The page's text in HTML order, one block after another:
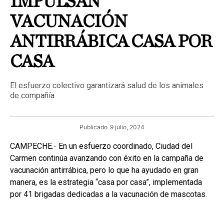
VACUNACIÓN
ANTIRRÁBICA CASA POR
CASA
El esfuerzo colectivo garantizará salud de los animales
de compañía.
Publicado 9 julio, 2024
CAMPECHE.- En un esfuerzo coordinado, Ciudad del
Carmen continúa avanzando con éxito en la campaña de
vacunación antirrábica, pero lo que ha ayudado en gran
manera, es la estrategia “casa por casa”, implementada
por 41 brigadas dedicadas a la vacunación de mascotas.